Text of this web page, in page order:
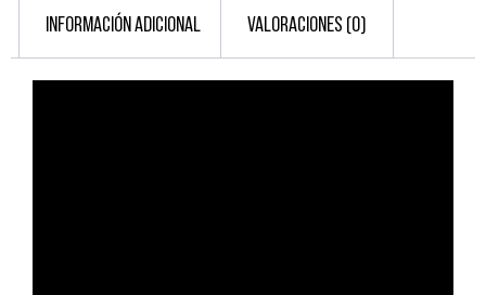
INFORMACIÓN ADICIONAL VALORACIONES (0)